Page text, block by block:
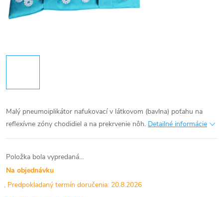
Malý pneumoiplikátor nafukovací v látkovom (bavlna) poťahu na
reflexívne zóny chodidiel a na prekrvenie nôh. Detailné informácie
Položka bola vypredaná…
Na objednávku
20.8.2026